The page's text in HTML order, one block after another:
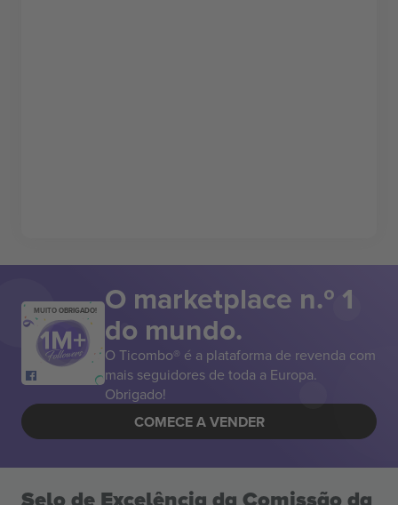
MUITO OBRIGADO! O marketplace n.º 1
do mundo.
O Ticombo® é a plataforma de revenda com
mais seguidores de toda a Europa.
Obrigado!
COMECE A VENDER